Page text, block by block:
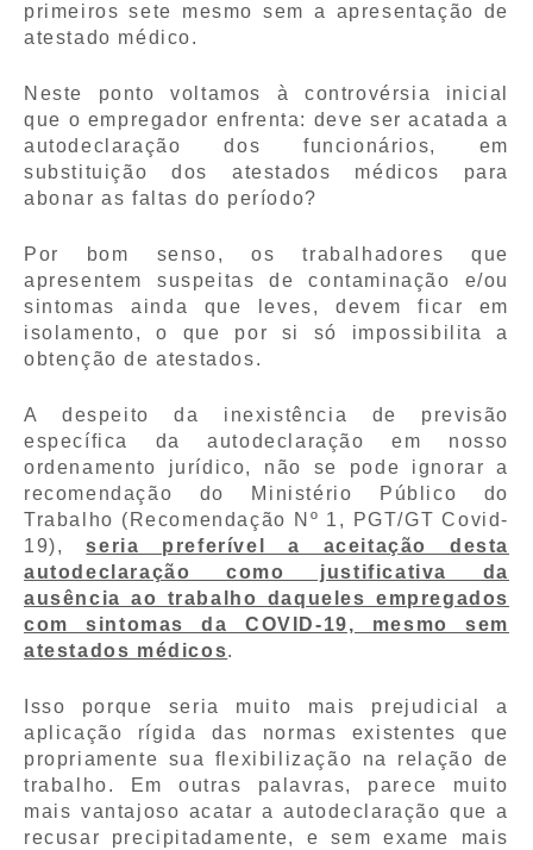
primeiros sete mesmo sem a apresentação de
atestado médico.
Neste ponto voltamos à controvérsia inicial
que o empregador enfrenta: deve ser acatada a
autodeclaração dos funcionários, em
substituição dos atestados médicos para
abonar as faltas do período?
Por bom senso, os trabalhadores que
apresentem suspeitas de contaminação e/ou
sintomas ainda que leves, devem ficar em
isolamento, o que por si só impossibilita a
obtenção de atestados.
A despeito da inexistência de previsão
específica da autodeclaração em nosso
ordenamento jurídico, não se pode ignorar a
recomendação do Ministério Público do
Trabalho (Recomendação Nº 1, PGT/GT Covid-
19),seria preferível a aceitação desta
autodeclaração como justificativa da
ausência ao trabalho daqueles empregados
com sintomas da COVID-19, mesmo sem
atestados médicos.
Isso porque seria muito mais prejudicial a
aplicação rígida das normas existentes que
propriamente sua flexibilização na relação de
trabalho. Em outras palavras, parece muito
mais vantajoso acatar a autodeclaração que a
recusar precipitadamente, e sem exame mais